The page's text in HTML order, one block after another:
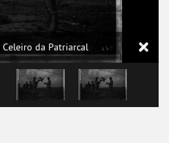
Celeiro da Patriarcal